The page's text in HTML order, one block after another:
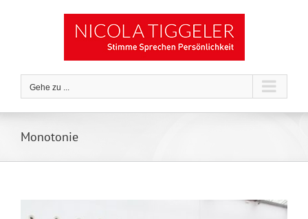
Gehe zu ...
Monotonie